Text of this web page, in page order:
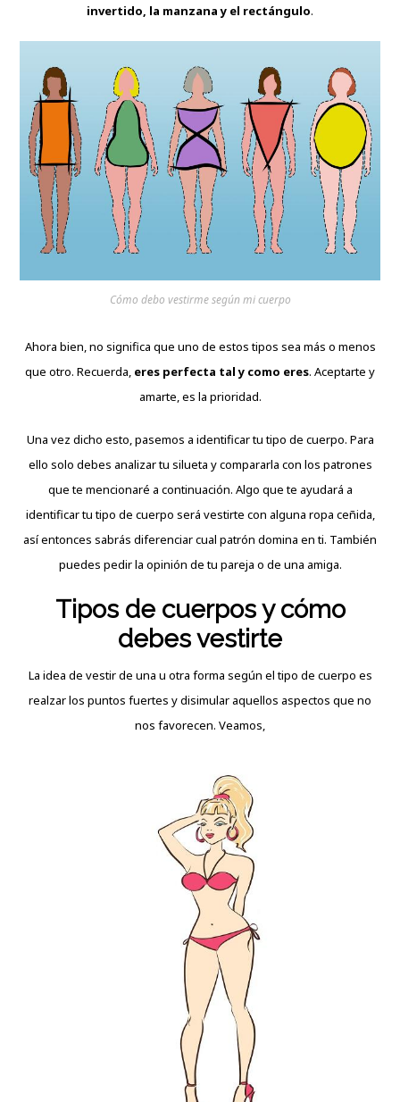
invertido, la manzana y el rectángulo.
Cómo debo vestirme según mi cuerpo
Ahora bien, no significa que uno de estos tipos sea más o menos
que otro. Recuerda, eres perfecta tal y como eres. Aceptarte y
amarte, es la prioridad.
Una vez dicho esto, pasemos a identificar tu tipo de cuerpo. Para
ello solo debes analizar tu silueta y compararla con los patrones
que te mencionaré a continuación. Algo que te ayudará a
identificar tu tipo de cuerpo será vestirte con alguna ropa ceñida,
así entonces sabrás diferenciar cual patrón domina en ti. También
puedes pedir la opinión de tu pareja o de una amiga.
Tipos de cuerpos y cómo
debes vestirte
La idea de vestir de una u otra forma según el tipo de cuerpo es
realzar los puntos fuertes y disimular aquellos aspectos que no
nos favorecen. Veamos,